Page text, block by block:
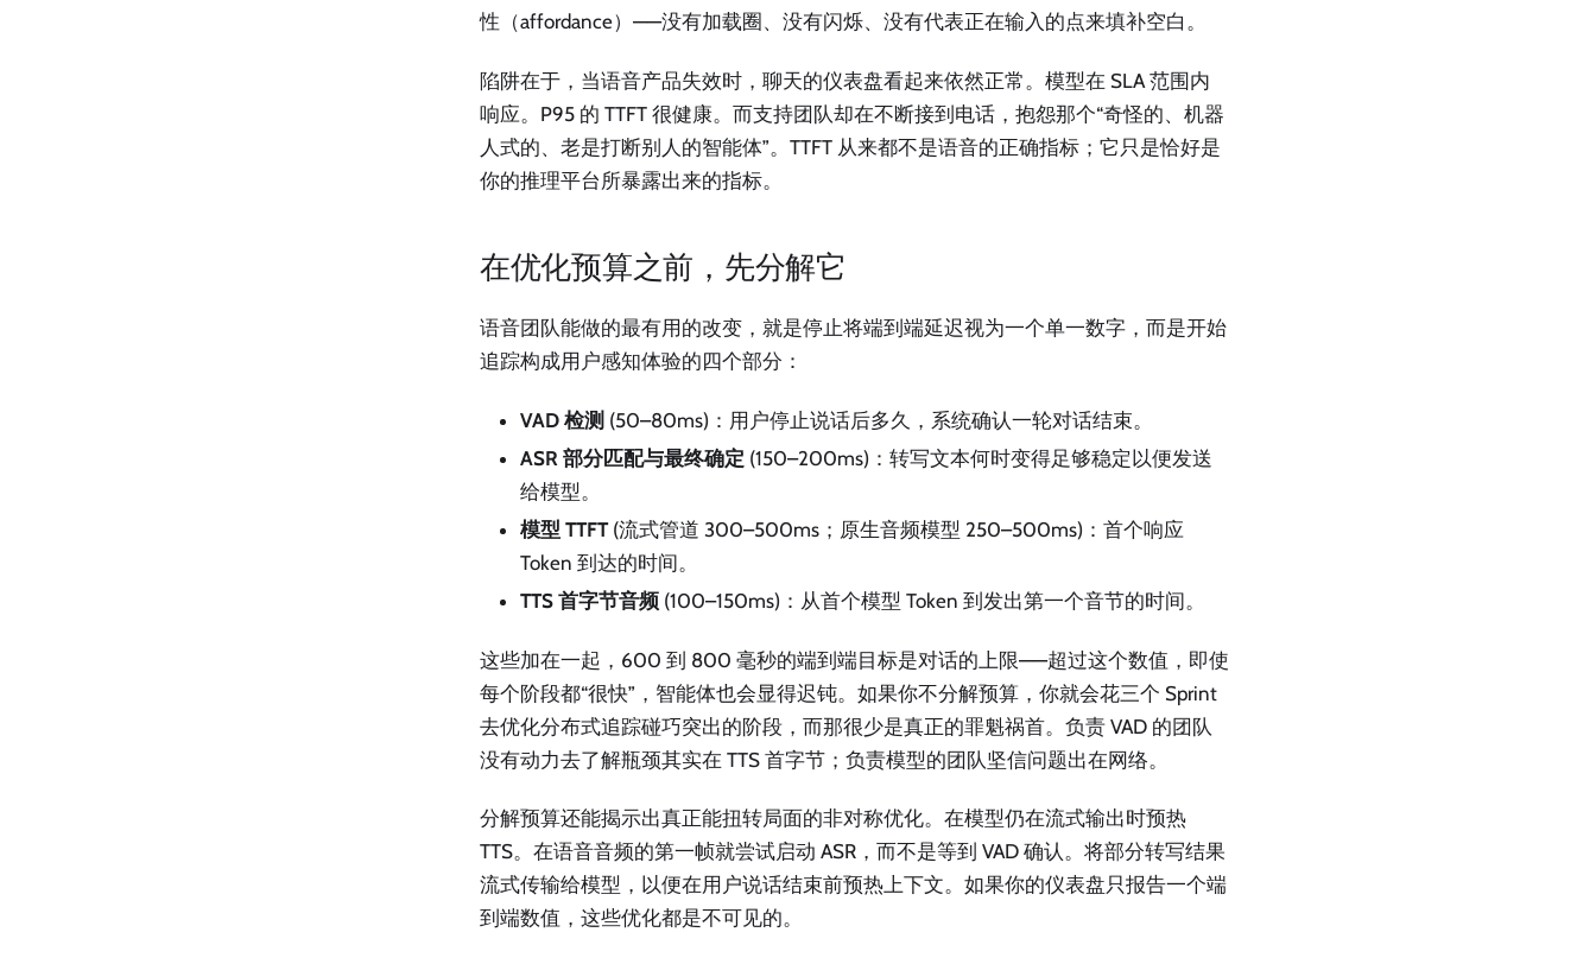
性（affordance）——没有加载圈、没有闪烁、没有代表正在输入的点来填补空白。
陷阱在于，当语音产品失效时，聊天的仪表盘看起来依然正常。模型在 SLA 范围内
响应。P95 的 TTFT 很健康。而支持团队却在不断接到电话，抱怨那个“奇怪的、机器
人式的、老是打断别人的智能体”。TTFT 从来都不是语音的正确指标；它只是恰好是
你的推理平台所暴露出来的指标。
在优化预算之前，先分解它
语音团队能做的最有用的改变，就是停止将端到端延迟视为一个单一数字，而是开始
追踪构成用户感知体验的四个部分：
VAD 检测 (50–80ms)：用户停止说话后多久，系统确认一轮对话结束。
ASR 部分匹配与最终确定 (150–200ms)：转写文本何时变得足够稳定以便发送
给模型。
模型 TTFT(流式管道 300–500ms；原生音频模型 250–500ms)：首个响应
Token 到达的时间。
TTS 首字节音频 (100–150ms)：从首个模型 Token 到发出第一个音节的时间。
这些加在一起，600 到 800 毫秒的端到端目标是对话的上限——超过这个数值，即使
每个阶段都“很快”，智能体也会显得迟钝。如果你不分解预算，你就会花三个 Sprint
去优化分布式追踪碰巧突出的阶段，而那很少是真正的罪魁祸首。负责 VAD 的团队
没有动力去了解瓶颈其实在 TTS 首字节；负责模型的团队坚信问题出在网络。
分解预算还能揭示出真正能扭转局面的非对称优化。在模型仍在流式输出时预热
TTS。在语音音频的第一帧就尝试启动 ASR，而不是等到 VAD 确认。将部分转写结果
流式传输给模型，以便在用户说话结束前预热上下文。如果你的仪表盘只报告一个端
到端数值，这些优化都是不可见的。